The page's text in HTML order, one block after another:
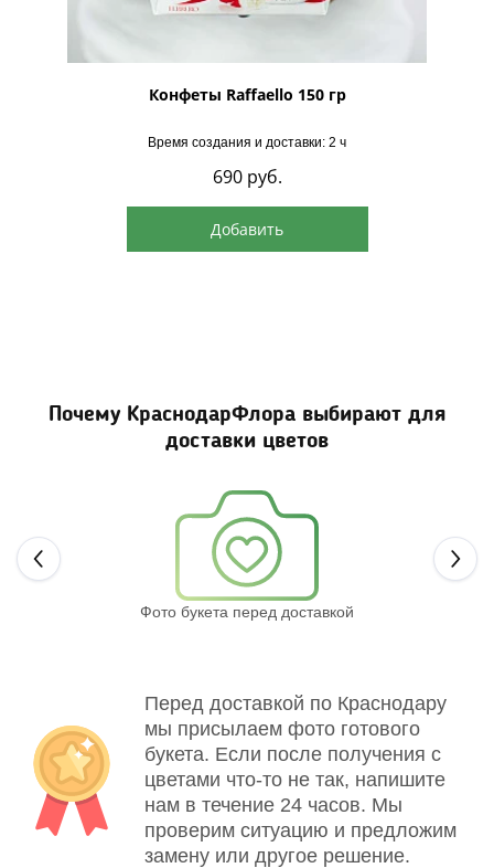
Конфеты Raffaello 150 гр
Время создания и доставки: 2 ч
690 руб.
Добавить
Почему КраснодарФлора выбирают для
доставки цветов
Фото букета перед доставкой
Перед доставкой по Краснодару
мы присылаем фото готового
букета. Если после получения с
цветами что-то не так, напишите
нам в течение 24 часов. Мы
проверим ситуацию и предложим
замену или другое решение.